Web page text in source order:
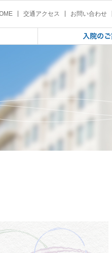
2020/9/4）
校3年生 いの
交通アクセス お問い合わせ